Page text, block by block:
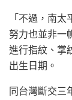
「不過，南
努力也並非一
進行指紋、掌
出生日期。
同台灣斷交三